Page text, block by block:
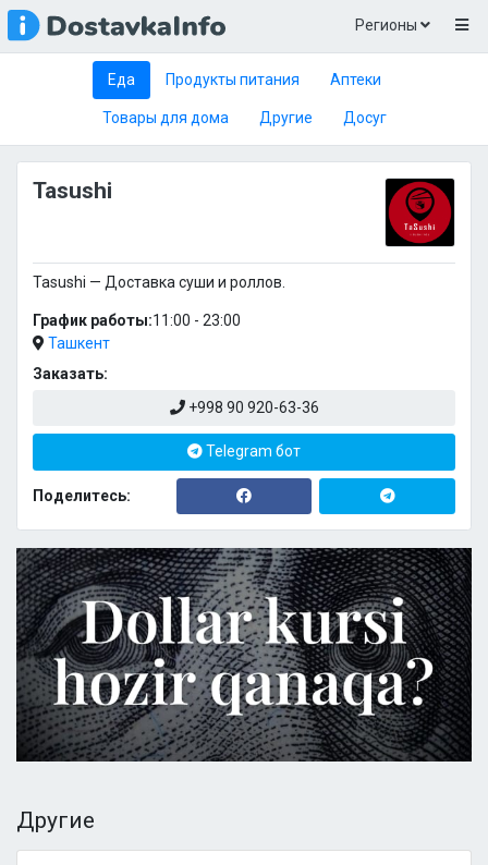
Регионы
Еда Продукты питания Аптеки
Товары для дома Другие Досуг
Tasushi
Tasushi — Доставка суши и роллов.
График работы:11:00 - 23:00
Ташкент
Заказать:
+998 90 920-63-36
Telegram бот
Поделитесь:
Другие